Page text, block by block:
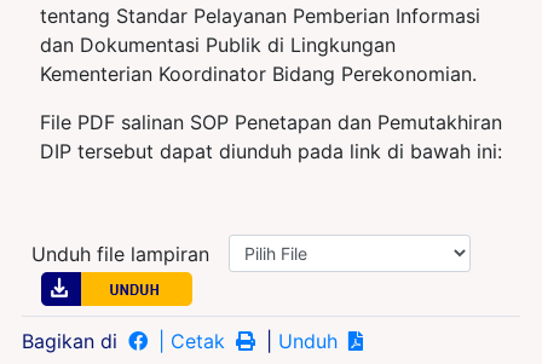
tentang Standar Pelayanan Pemberian Informasi
dan Dokumentasi Publik di Lingkungan
Kementerian Koordinator Bidang Perekonomian.
File PDF salinan SOP Penetapan dan Pemutakhiran
DIP tersebut dapat diunduh pada link di bawah ini:
Unduh file lampiran
Bagikan di | Cetak Unduh